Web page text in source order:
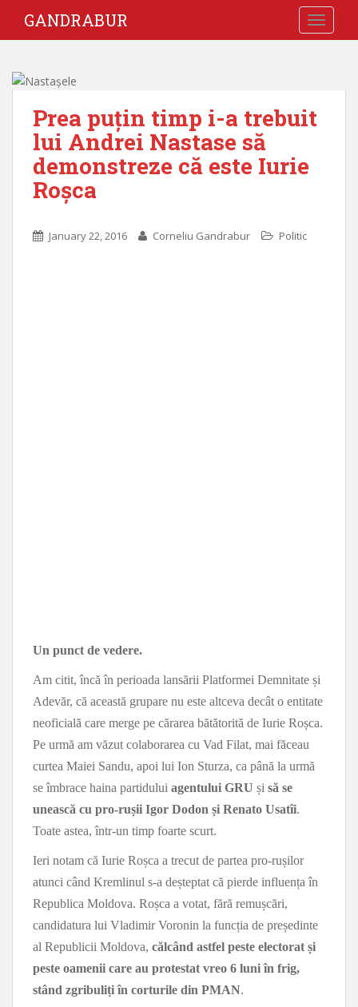
GANDRABUR
Prea puțin timp i-a trebuit
lui Andrei Nastase să
demonstreze că este Iurie
Roșca
January 22, 2016 Corneliu Gandrabur Politic
Un punct de vedere.
Am citit, încă în perioada lansării Platformei Demnitate și
Adevăr, că această grupare nu este altceva decât o entitate
neoficială care merge pe cărarea bătătorită de Iurie Roșca.
Pe urmă am văzut colaborarea cu Vad Filat, mai făceau
curtea Maiei Sandu, apoi lui Ion Sturza, ca până la urmă
se îmbrace haina partidului agentului GRU și să se
unească cu pro-rușii Igor Dodon și Renato Usatîi.
Toate astea, într-un timp foarte scurt.
Ieri notam că Iurie Roșca a trecut de partea pro-rușilor
atunci când Kremlinul s-a deșteptat că pierde influența în
Republica Moldova. Roșca a votat, fără remușcări,
candidatura lui Vladimir Voronin la funcția de președinte
al Republicii Moldova, călcând astfel peste electorat și
peste oamenii care au protestat vreo 6 luni în frig,
stând zgribuliți în corturile din PMAN.